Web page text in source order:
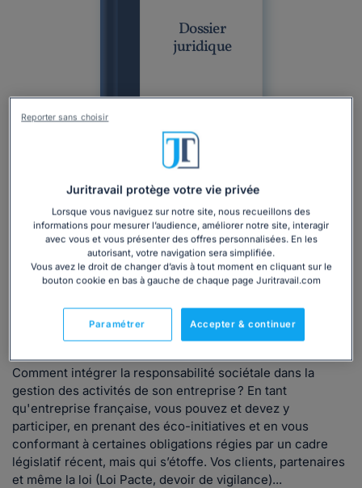
Dossier
juridique
Professionnel
RSE (Responsabilité Sociétale des Entreprises) Droit du travail
Mise en conformité
Démarches RSE : intégrez les enjeux de la
Rédigé par L'équipe Juritravail, mis à jour le 10/06/2024
Comment intégrer la responsabilité sociétale dans la
gestion des activités de son entreprise ? En tant
qu'entreprise française, vous pouvez et devez y
participer, en prenant des éco-initiatives et en vous
conformant à certaines obligations régies par un cadre
législatif récent, mais qui s’étoffe. Vos clients, partenaires
et même la loi (Loi Pacte, devoir de vigilance)...
Juritravail protège votre vie privée
Lorsque vous naviguez sur notre site, nous recueillons des
informations pour mesurer l’audience, améliorer notre site, interagir
avec vous et vous présenter des offres personnalisées. En les
autorisant, votre navigation sera simplifiée.
Vous avez le droit de changer d’avis à tout moment en cliquant sur le
bouton cookie en bas à gauche de chaque page Juritravail.com
Accepter & continuer
Paramétrer
Reporter sans choisir